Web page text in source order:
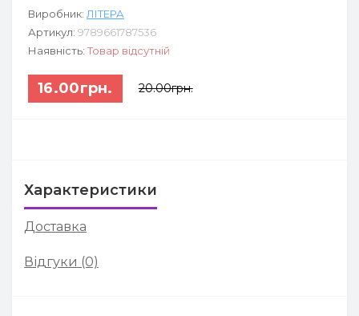
Виробник: ЛІТЕРА
Артикул: 9789661787536
Наявність: Товар відсутній
16.00грн. 20.00грн.
Характеристики
Доставка
Відгуки (0)